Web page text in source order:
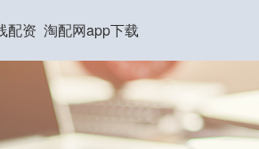
配资 淘配网app下载